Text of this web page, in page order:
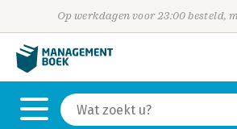
Op werkdagen voor 23:00 besteld,